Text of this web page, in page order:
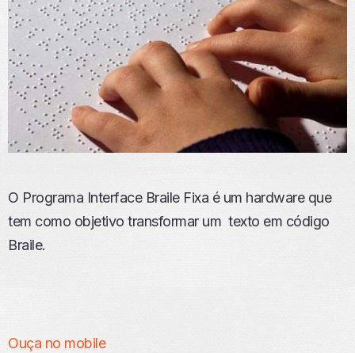
O Programa Interface Braile Fixa é um hardware que
tem como objetivo transformar um texto em código
Braile.
Ouça no mobile